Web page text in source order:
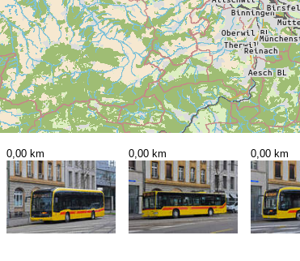
0,00 km 0,00 km 0,00 km